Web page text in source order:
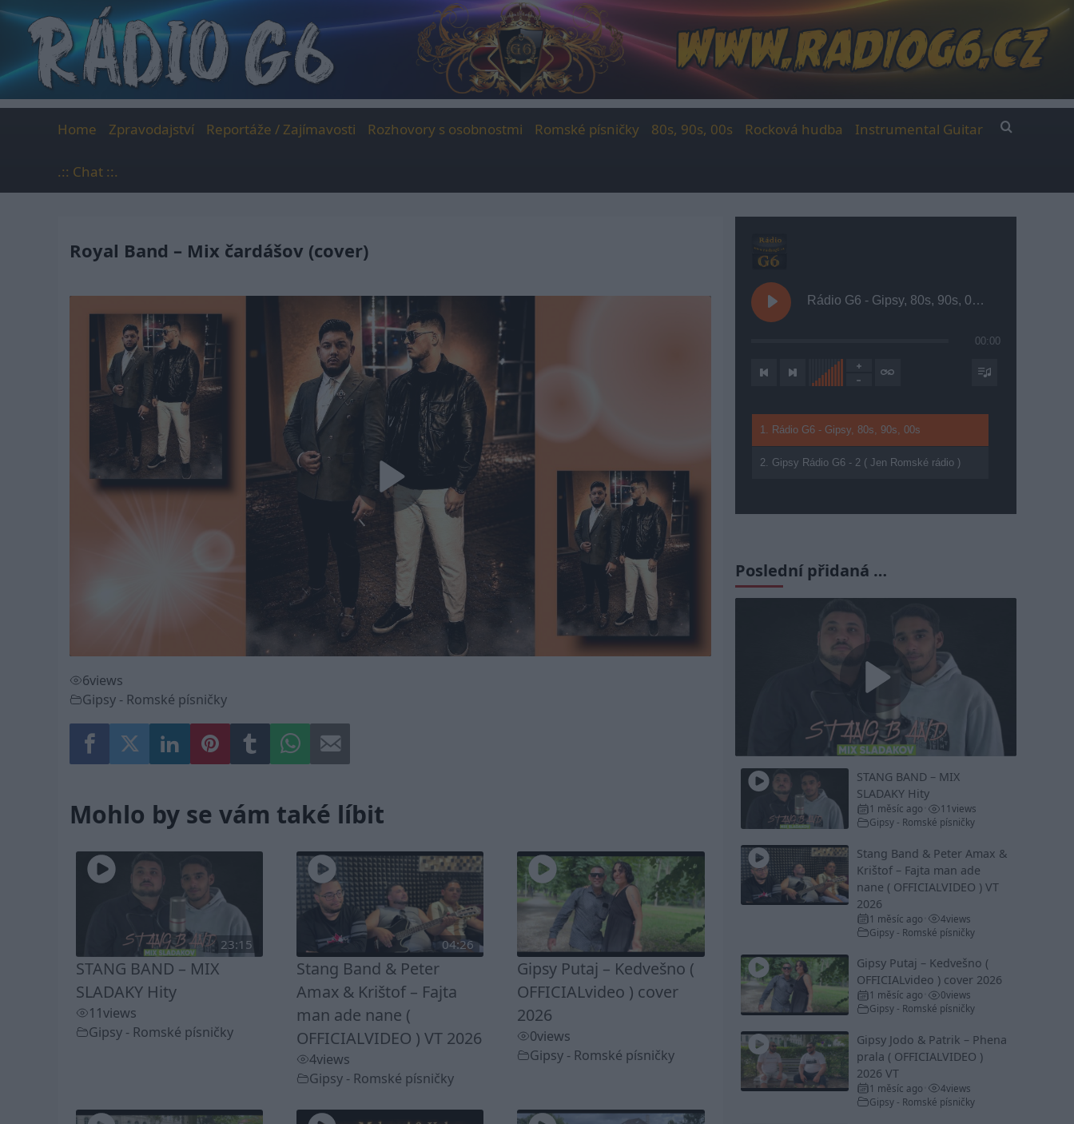
content
Home Zpravodajství Reportáže / Zajímavosti Rozhovory s osobnostmi Romské písničky 80s, 90s, 00s Rocková hudba Instrumental Guitar
.:: Chat ::.
Royal Band – Mix čardášov (cover)
Play
Video
6views
Gipsy - Romské písničky
Mohlo by se vám také líbit
23:15
STANG BAND – MIX
SLADAKY Hity
11views
Gipsy - Romské písničky
04:26
Stang Band & Peter
Amax & Krištof – Fajta
man ade nane (
OFFICIALVIDEO ) VT 2026
4views
Gipsy - Romské písničky
Gipsy Putaj – Kedvešno (
OFFICIALvideo ) cover
2026
0views
Gipsy - Romské písničky
Rádio G6 - Gipsy, 80s, 90s, 00s
00:00
1. Rádio G6 - Gipsy, 80s, 90s, 00s
2. Gipsy Rádio G6 - 2 ( Jen Romské rádio )
Poslední přidaná …
Play
Video
STANG BAND – MIX
SLADAKY Hity
1 měsíc ago 11views
Gipsy - Romské písničky
Stang Band & Peter Amax &
Krištof – Fajta man ade
nane ( OFFICIALVIDEO ) VT
2026
1 měsíc ago 4views
Gipsy - Romské písničky
Gipsy Putaj – Kedvešno (
OFFICIALvideo ) cover 2026
1 měsíc ago 0views
Gipsy - Romské písničky
Gipsy Jodo & Patrik – Phena
prala ( OFFICIALVIDEO )
2026 VT
1 měsíc ago 4views
Gipsy - Romské písničky